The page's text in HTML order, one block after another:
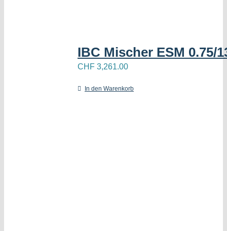
IBC Mischer ESM 0.75/
CHF 3,261.00
In den Warenkorb